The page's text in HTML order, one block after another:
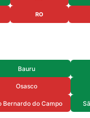
RO
Bauru
Osasco
Bernardo do Campo